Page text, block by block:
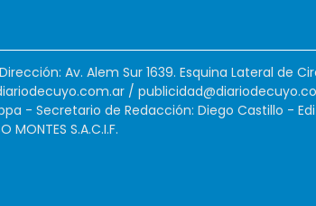
Av. Alem Sur 1639. Esquina Lateral de
/
- Secretario de Redacción: Diego Castillo -
S.A.C.I.F.